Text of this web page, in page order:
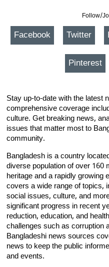
Follow/
Facebook Twitter
Pinterest
Stay up-to-date with the latest
comprehensive coverage
culture. Get breaking news,
issues that matter most to
community.
Bangladesh is a country
diverse population of over 160
heritage and a rapidly growing
covers a wide range of topics,
social issues, culture, and
significant progress in recent
reduction, education, and
challenges such as corruption
Bangladeshi news sources
news to keep the public
and events.